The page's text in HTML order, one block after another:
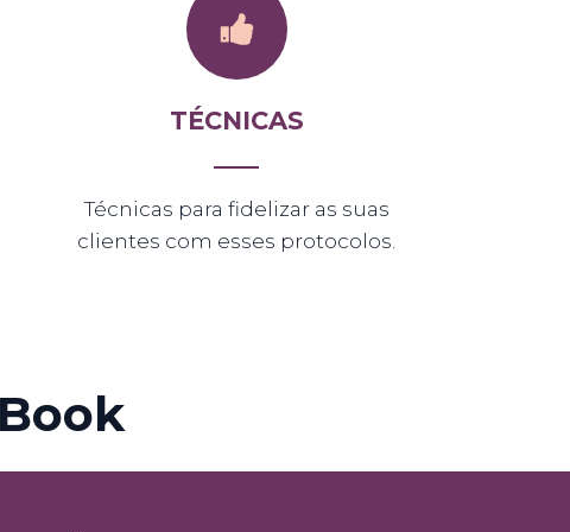
TÉCNICAS
Técnicas para fidelizar as suas
clientes com esses protocolos.